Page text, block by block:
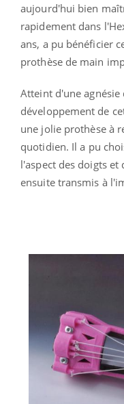
aujourd'hui bien
rapidement dans
ans, a pu bénéficier
prothèse de main
Atteint d'une
développement de
une jolie prothèse à
quotidien. Il a pu
l'aspect des doigts et
ensuite transmis à